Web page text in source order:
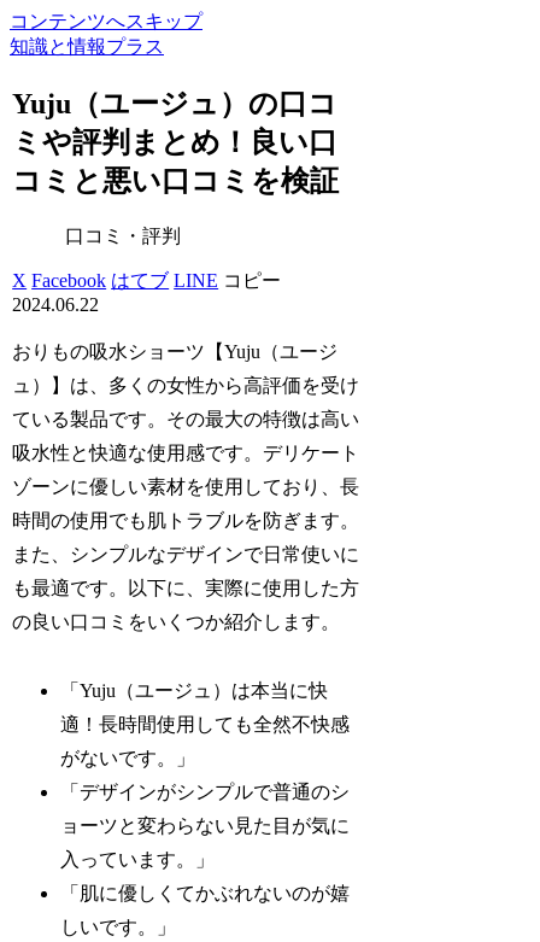
コンテンツへスキップ
知識と情報プラス
Yuju（ユージュ）の口コ
ミや評判まとめ！良い口
コミと悪い口コミを検証
口コミ・評判
X Facebook はてブ LINE コピー
2024.06.22
おりもの吸水ショーツ【Yuju（ユージ
ュ）】は、多くの女性から高評価を受け
ている製品です。その最大の特徴は高い
吸水性と快適な使用感です。デリケート
ゾーンに優しい素材を使用しており、長
時間の使用でも肌トラブルを防ぎます。
また、シンプルなデザインで日常使いに
も最適です。以下に、実際に使用した方
の良い口コミをいくつか紹介します。
「Yuju（ユージュ）は本当に快
適！長時間使用しても全然不快感
がないです。」
「デザインがシンプルで普通のシ
ョーツと変わらない見た目が気に
入っています。」
「肌に優しくてかぶれないのが嬉
しいです。」